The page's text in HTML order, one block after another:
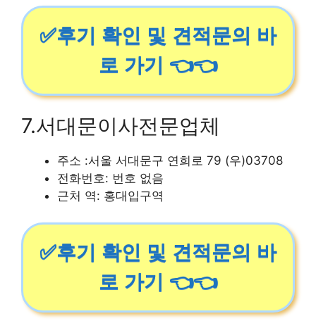
✅후기 확인 및 견적문의 바
로 가기 👈👈
7.서대문이사전문업체
주소 :서울 서대문구 연희로 79 (우)03708
전화번호: 번호 없음
근처 역: 홍대입구역
✅후기 확인 및 견적문의 바
로 가기 👈👈